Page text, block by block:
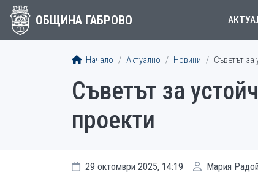
ОБЩИНА ГАБРОВО
Начало Актуално Новини Съветът за
Съветът за
проекти
29 октомври 2025, 14:19 Мария